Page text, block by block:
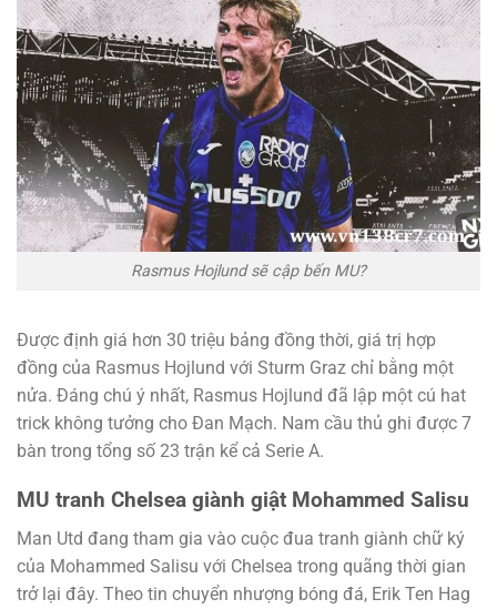
Rasmus Hojlund sẽ cập bến MU?
Được định giá hơn 30 triệu bảng đồng thời, giá trị hợp
đồng của Rasmus Hojlund với Sturm Graz chỉ bằng một
nửa. Đáng chú ý nhất, Rasmus Hojlund đã lập một cú hat
trick không tưởng cho Đan Mạch. Nam cầu thủ ghi được 7
bàn trong tổng số 23 trận kể cả Serie A.
MU tranh Chelsea giành giật Mohammed Salisu
Man Utd đang tham gia vào cuộc đua tranh giành chữ ký
của Mohammed Salisu với Chelsea trong quãng thời gian
trở lại đây. Theo tin chuyển nhượng bóng đá, Erik Ten Hag